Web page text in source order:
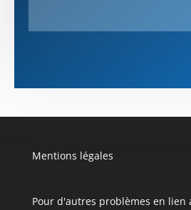
Mentions légales
Pour d'autres problèmes en lien